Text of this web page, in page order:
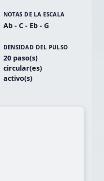
NOTAS DE LA ESCALA
Ab - C - Eb - G
DENSIDAD DEL PULSO
20 paso(s)
circular(es)
activo(s)